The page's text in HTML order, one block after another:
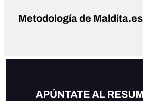
Metodología de Maldita.es